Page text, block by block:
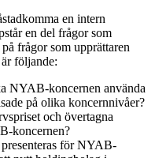
en intern
en del frågor som
frågor som upprättaren
följande:
NYAB-koncernen använda
på olika koncernnivåer?
och övertagna
koncernen?
för NYAB-